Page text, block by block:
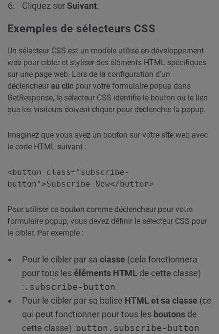
Cliquez surSuivant.
Exemples de sélecteurs CSS
Un sélecteur CSS est un modèle utilisé en développement
web pour cibler et styliser des éléments HTML spécifiques
sur une page web. Lors de la configuration d’un
déclencheur au clic pour votre formulaire popup dans
GetResponse, le sélecteur CSS identifie le bouton ou le lien
que les visiteurs doivent cliquer pour déclencher la popup.
Imaginez que vous avez un bouton sur votre site web avec
le code HTML suivant :
<button class="subscribe-
button">Subscribe Now</button>
Pour utiliser ce bouton comme déclencheur pour votre
formulaire popup, vous devez définir le sélecteur CSS pour
le cibler. Par exemple :
Pour le cibler par sa classe (cela fonctionnera
pour tous leséléments HTML de cette classe)
: .subscribe-button
Pour le cibler par sa balise HTML et sa classe (ce
qui peut fonctionner pour tous les boutons de
cette classe) :button.subscribe-button